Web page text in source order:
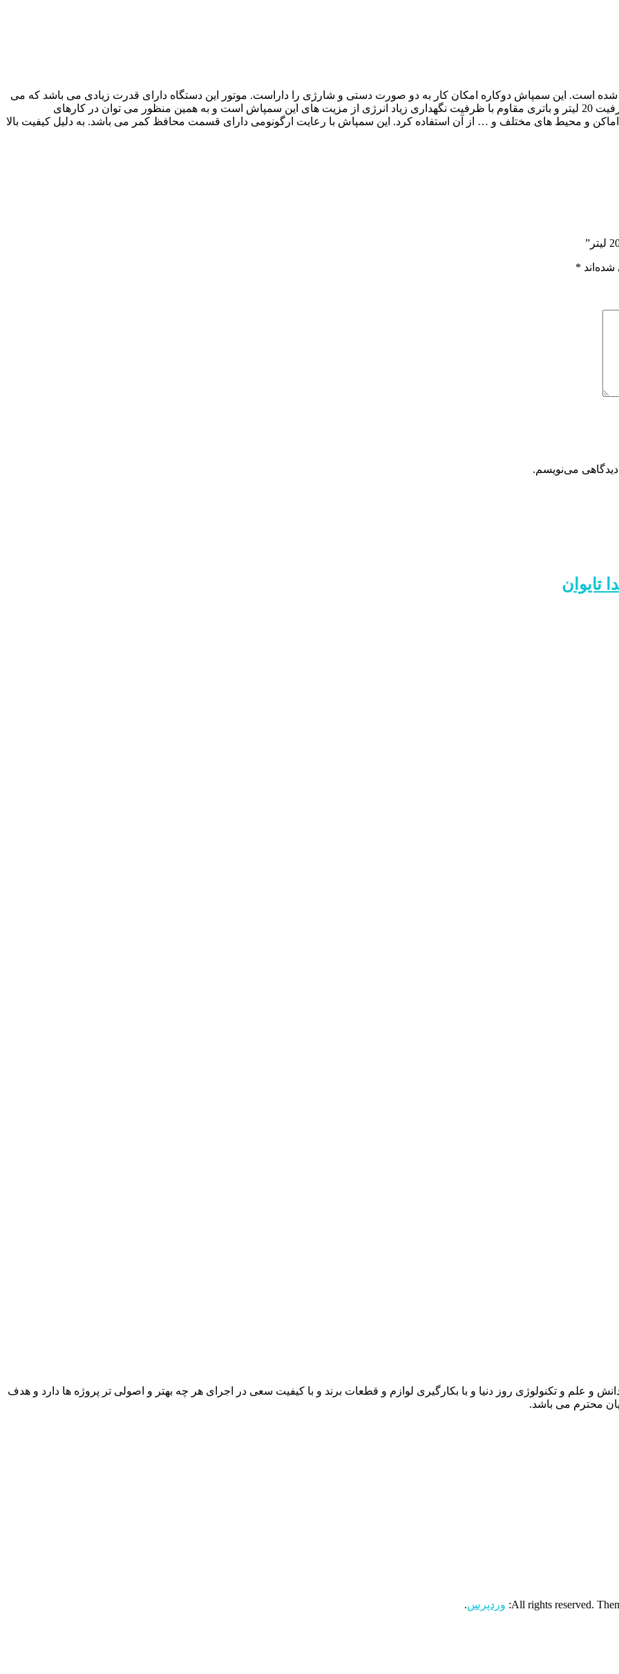
شده است. این سمپاش دوکاره امکان کار به دو صورت دستی و شارژی را داراست. موتور این دستگاه دارای قدرت زیادی می باشد که می
توان به صورت مداوم از آن استفاده کرد. لانس تلسکوپی، مخزن با ظرفیت 20 لیتر و باتری مقاوم با ظرفیت نگهداری زیاد انرژی از مزیت های این سمپاش است و به همین منظور می توان در کارهای
اماکن و محیط های مختلف و … از آن استفاده کرد. این سمپاش با رعایت ارگونومی دارای قسمت محافظ کمر می باشد. به دلیل کیفیت بالا
*
دیدگاهی می‌نویسم.
و علم و تکنولوژی روز دنیا و با بکارگیری لوازم و قطعات برند و با کیفیت سعی در اجرای هر چه بهتر و اصولی تر پروژه ها دارد و هدف
محترم می باشد.
وردپرس.